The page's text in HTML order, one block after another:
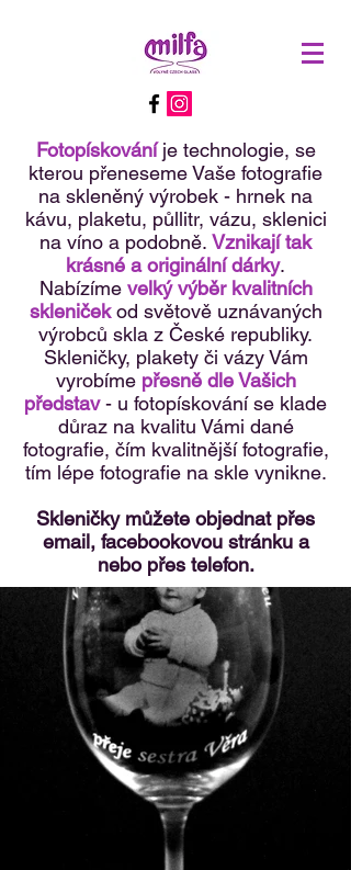
Fotopískováníje technologie, se
kterou přeneseme Vaše fotografie
na skleněný výrobek - hrnek na
kávu, plaketu, půllitr, vázu, sklenici
na víno a podobně. Vznikají tak
krásné a originální dárky.
Nabízíme velký výběr kvalitních
skleničekod světově uznávaných
výrobců skla z České republiky.
Skleničky, plakety či vázy Vám
vyrobíme přesně dle Vašich
představ- u fotopískování se klade
důraz na kvalitu Vámi dané
fotografie, čím kvalitnější fotografie,
tím lépe fotografie na skle vynikne.
Skleničky můžete objednat přes
email, facebookovou stránku a
nebo přes telefon.